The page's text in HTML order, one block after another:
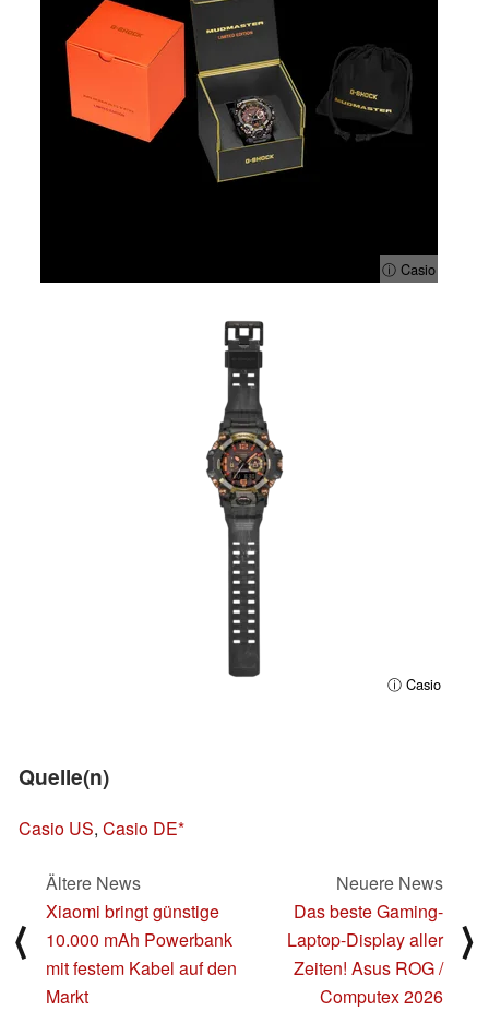
ⓘ Casio
ⓘ Casio
Quelle(n)
Casio US, Casio DE
⟨
Ältere News
Xiaomi bringt günstige
10.000 mAh Powerbank
mit festem Kabel auf den
Markt
Neuere News
Das beste Gaming-
Laptop-Display aller
Zeiten! Asus ROG /
Computex 2026
⟩